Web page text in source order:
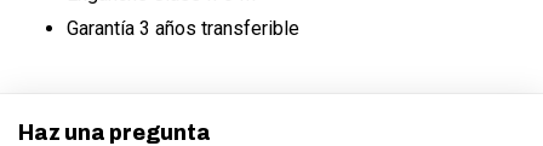
Garantía 3 años transferible
Haz una pregunta